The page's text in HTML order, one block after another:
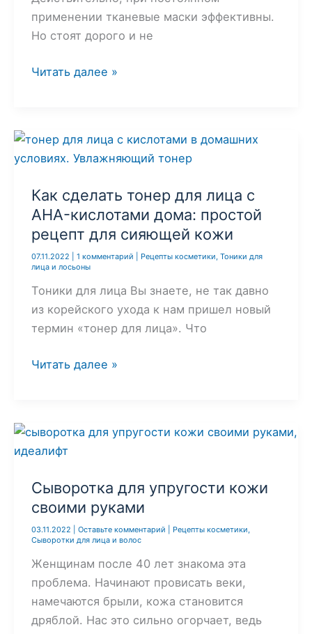
применении тканевые маски эффективны.
Но стоят дорого и не
Домашняя
осветление
и
кожи
Читать далее »
Как сделать тонер для лица с
AHA-кислотами дома: простой
рецепт для сияющей кожи
07.11.2022 1 комментарий Рецепты косметики, Тоники для
лица и лосьоны
Тоники для лица Вы знаете, не так давно
из корейского ухода к нам пришел новый
термин «тонер для лица». Что
Как
лица
с
кислотами
дома:
простой
для
сияющей
кожи
Читать далее »
Сыворотка для упругости кожи
своими руками
03.11.2022 Оставьте комментарий Рецепты косметики
Сыворотки для лица и волос
Женщинам после 40 лет знакома эта
проблема. Начинают провисать веки,
намечаются брыли, кожа становится
дряблой. Нас это сильно огорчает, ведь